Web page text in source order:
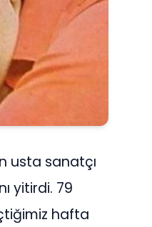
usta sanatçı
yitirdi. 79
hafta